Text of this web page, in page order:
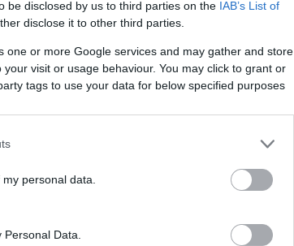
be disclosed by us to third parties on the IAB’s List of
disclose it to other third parties.
one or more Google services and may gather and store
visit or usage behaviour. You may click to grant or
tags to use your data for below specified purposes
personal data.
Data.
együtt szurkoltam sokakkal,
töltött el minden
itt felbukkant bennem ismét a
tudni akar róla! Biztos
bulvárt. Nekem ő amúgy sem